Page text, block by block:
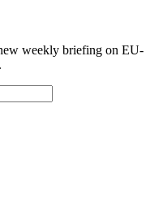
weekly briefing on EU-